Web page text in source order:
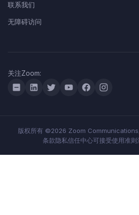
联系我们
无障碍访问
关注Zoom:
版权所有 ©2026 Zoom Communications,
条款隐私信任中心可接受使用准则